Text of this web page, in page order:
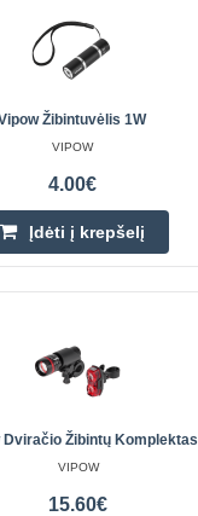
Žibintuvėlis 1W
VIPOW
4.00€
Įdėti į krepšelį
Dviračio Žibintų Komplektas
VIPOW
15.60€